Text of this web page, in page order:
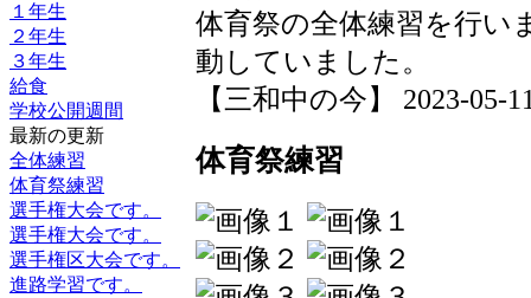
１年生
２年生
３年生
給食
学校公開週間
最新の更新
全体練習
体育祭練習
選手権大会です。
選手権大会です。
選手権区大会です。
進路学習です。
体育祭の全体練習を行い
動していました。
【三和中の今】 2023-05-
体育祭練習